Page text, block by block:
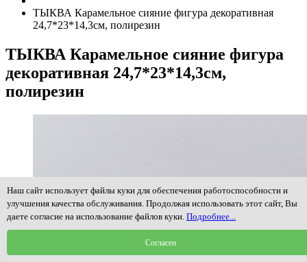
ТЫКВА Карамельное сияние фигура декоративная
24,7*23*14,3см, полирезин
ТЫКВА Карамельное сияние фигура
декоративная 24,7*23*14,3см,
полирезин
Наш сайт использует файлы куки для обеспечения работоспособности и
улучшения качества обслуживания. Продолжая использовать этот сайт, Вы
даете согласие на использование файлов куки. Подробнее...
Согласен